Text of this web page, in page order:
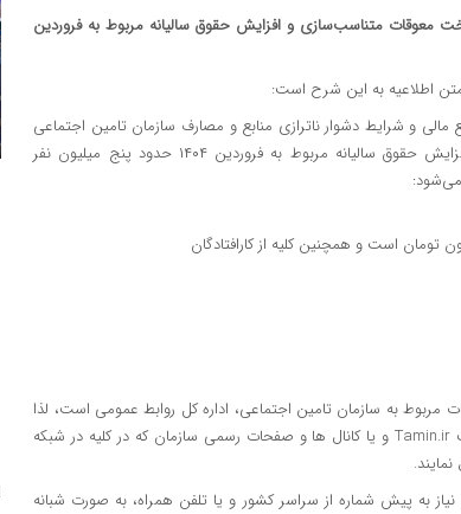
معوقات متناسب‌سازی و افزایش حقوق سالیانه مربوط به فروردین
اطلاعیه به این شرح است:
و شرایط دشوار ناترازی منابع و مصارف سازمان تامین اجتماعی
بوده است، به اطلاع می‌رساند؛ پرداخت معوقات متناسب سازی و افزایش حقوق سالیانه مربوط به فروردین ۱۴۰۴ حدود پنج میلیون نفر
می‌شود:
تومان است و همچنین کلیه از کارافتادگان
مربوط به سازمان تامین اجتماعی، اداره کل روابط عمومی است، لذا
به کلیه مخاطبین گرامی توصیه می شود موضوعات را از طریق وبسایت Tamin.ir و یا کانال ها و صفحات رسمی سازمان که در کلیه در شبکه
پاسخگویی تامین اجتماعی با شماره تلفن ۱۴۲۰ بدون نیاز به پیش شماره از سراسر کشور و یا تلفن همراه، به صورت شبانه